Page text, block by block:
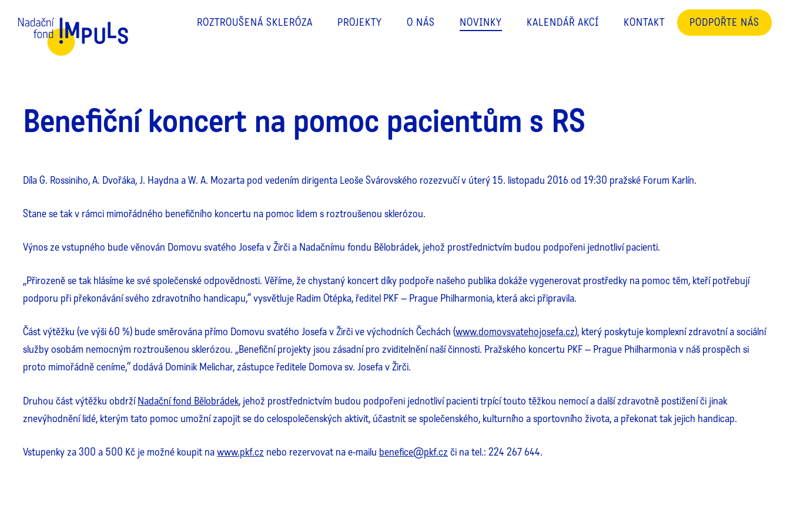
ROZTROUŠENÁ SKLERÓZA PROJEKTY O NÁS NOVINKY KALENDÁŘ AKCÍ KONTAKT PODPOŘTE NÁS
Benefiční koncert na pomoc pacientům s RS
Díla G. Rossiniho, A. Dvořáka, J. Haydna a W. A. Mozarta pod vedením dirigenta Leoše Svárovského rozezvučí v úterý 15. listopadu 2016 od 19:30 pražské Forum Karlín.
Stane se tak v rámci mimořádného benefičního koncertu na pomoc lidem s roztroušenou sklerózou.
Výnos ze vstupného bude věnován Domovu svatého Josefa v Žirči a Nadačnímu fondu Bělobrádek, jehož prostřednictvím budou podpořeni jednotliví pacienti.
„Přirozeně se tak hlásíme ke své společenské odpovědnosti. Věříme, že chystaný koncert díky podpoře našeho publika dokáže vygenerovat prostředky na pomoc těm, kteří potřebují
podporu při překonávání svého zdravotního handicapu,“ vysvětluje Radim Otépka, ředitel PKF – Prague Philharmonia, která akci připravila.
Část výtěžku (ve výši 60 %) bude směrována přímo Domovu svatého Josefa v Žirči ve východních Čechách (www.domovsvatehojosefa.cz), který poskytuje komplexní zdravotní a sociální
služby osobám nemocným roztroušenou sklerózou. „Benefiční projekty jsou zásadní pro zviditelnění naší činnosti. Pražského koncertu PKF – Prague Philharmonia v náš prospěch si
proto mimořádně ceníme,“ dodává Dominik Melichar, zástupce ředitele Domova sv. Josefa v Žirči.
Druhou část výtěžku obdržíNadační fond Bělobrádek, jehož prostřednictvím budou podpořeni jednotliví pacienti trpící touto těžkou nemocí a další zdravotně postižení či jinak
znevýhodnění lidé, kterým tato pomoc umožní zapojit se do celospolečenských aktivit, účastnit se společenského, kulturního a sportovního života, a překonat tak jejich handicap.
Vstupenky za 300 a 500 Kč je možné koupit nawww.pkf.cz nebo rezervovat na e-mailu benefice@pkf.cz či na tel.: 224 267 644.